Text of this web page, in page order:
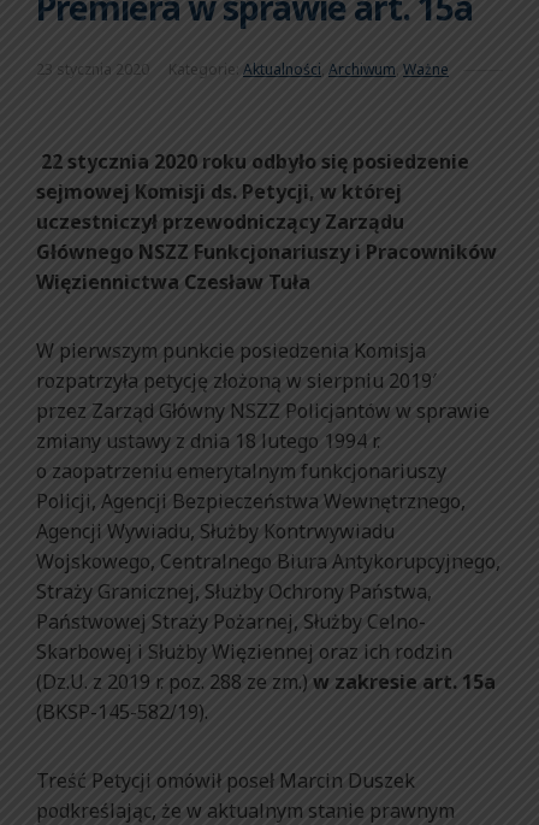
23 stycznia 2020 Kategorie: Aktualności, Archiwum, Ważne
22 stycznia 2020 roku odbyło się posiedzenie
sejmowej Komisji ds. Petycji, w której
uczestniczył przewodniczący Zarządu
Głównego NSZZ Funkcjonariuszy i Pracowników
Więziennictwa Czesław Tuła
W pierwszym punkcie posiedzenia Komisja
rozpatrzyła petycję złożoną w sierpniu 2019′
przez Zarząd Główny NSZZ Policjantów w sprawie
zmiany ustawy z dnia 18 lutego 1994 r.
o zaopatrzeniu emerytalnym funkcjonariuszy
Policji, Agencji Bezpieczeństwa Wewnętrznego,
Agencji Wywiadu, Służby Kontrwywiadu
Wojskowego, Centralnego Biura Antykorupcyjnego,
Straży Granicznej, Służby Ochrony Państwa,
Państwowej Straży Pożarnej, Służby Celno-
Skarbowej i Służby Więziennej oraz ich rodzin
(Dz.U. z 2019 r. poz. 288 ze zm.) w zakresie art. 15a
(BKSP-145-582/19).
Treść Petycji omówił poseł Marcin Duszek
podkreślając, że w aktualnym stanie prawnym